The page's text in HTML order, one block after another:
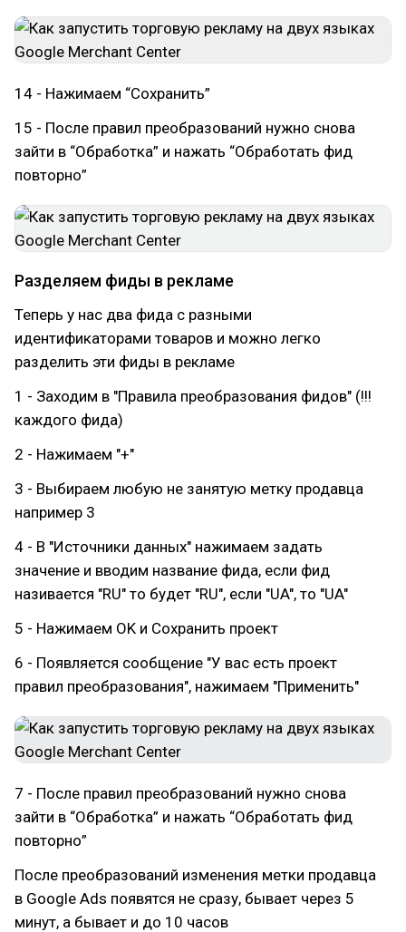
14 - Нажимаем “Сохранить”
15 - После правил преобразований нужно снова
зайти в “Обработка” и нажать “Обработать фид
повторно”
Разделяем фиды в рекламе
Теперь у нас два фида с разными
идентификаторами товаров и можно легко
разделить эти фиды в рекламе
1 - Заходим в "Правила преобразования фидов" (!!!
каждого фида)
2 - Нажимаем "+"
3 - Выбираем любую не занятую метку продавца
например 3
4 - В "Источники данных" нажимаем задать
значение и вводим название фида, если фид
називается "RU" то будет "RU", если "UA", то "UA"
5 - Нажимаем OK и Сохранить проект
6 - Появляется сообщение "У вас есть проект
правил преобразования", нажимаем "Применить"
7 - После правил преобразований нужно снова
зайти в “Обработка” и нажать “Обработать фид
повторно”
После преобразований изменения метки продавца
в Google Ads появятся не сразу, бывает через 5
минут, а бывает и до 10 часов